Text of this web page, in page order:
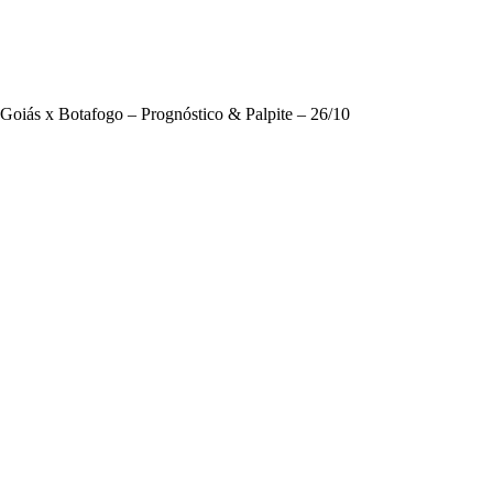
Goiás x Botafogo – Prognóstico & Palpite – 26/10